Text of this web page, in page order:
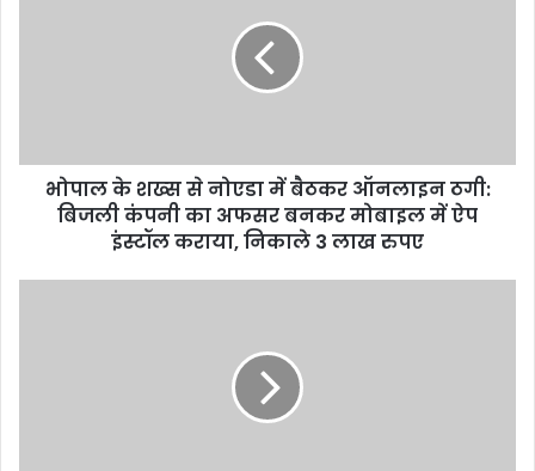
ठगी:
बिजलीभोपाल के शख्स से नोएडा में बैठकर ऑनलाइन ठगी:
बिजली कंपनी का अफसर बनकर मोबाइल में ऐप
इंस्टॉल कराया, निकाले 3 लाख रुपए